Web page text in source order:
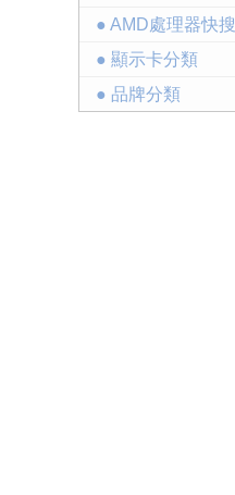
● AMD處理器快搜
● 顯示卡分類
● 品牌分類